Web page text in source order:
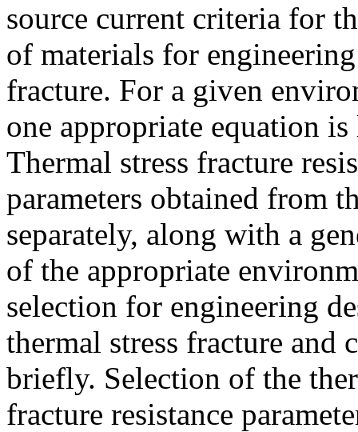
source current criteria for
of materials for
fracture. For a given
one appropriate equation
Thermal stress fracture
parameters obtained from
separately, along with a
of the appropriate
selection for engineering
thermal stress fracture and
briefly. Selection of the
fracture resistance